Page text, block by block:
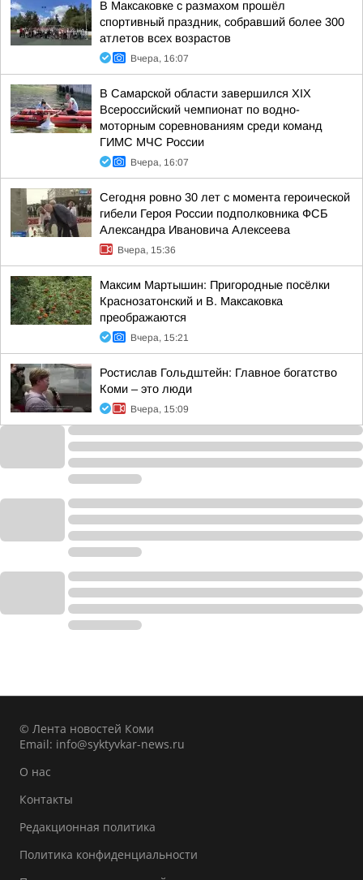
В Максаковке с размахом прошёл
спортивный праздник, собравший более 300
атлетов всех возрастов
Вчера, 16:07
В Самарской области завершился XIХ
Всероссийский чемпионат по водно-
моторным соревнованиям среди команд
ГИМС МЧС России
Вчера, 16:07
Сегодня ровно 30 лет с момента героической
гибели Героя России подполковника ФСБ
Александра Ивановича Алексеева
Вчера, 15:36
Максим Мартышин: Пригородные посёлки
Краснозатонский и В. Максаковка
преображаются
Вчера, 15:21
Ростислав Гольдштейн: Главное богатство
Коми – это люди
Вчера, 15:09
© Лента новостей Коми
Email: info@syktyvkar-news.ru
О нас
Контакты
Редакционная политика
Политика конфиденциальности